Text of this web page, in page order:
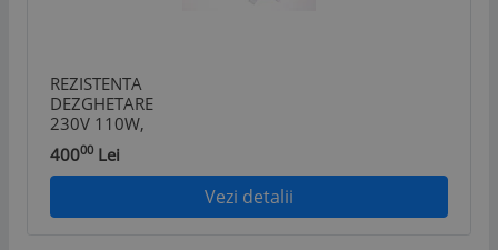
REZISTENTA
DEZGHETARE
230V 110W,
VAPORIZATOR
FRIGIDER DA81-
01680A pentru
combina
40000 Lei
Vezi detalii